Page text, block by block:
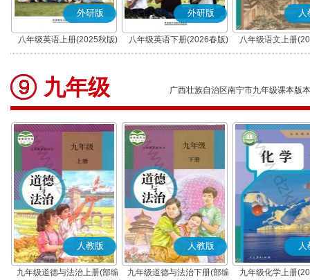
外研版
八年级英语上册(2025秋版)
外研版
八年级英语下册(2026春版)
人
八年级语文上册
(部编版)
九年级 广西壮族自治区南宁市九年级课本版本
人教版
九年级道德与法治上册(部编
人教版
九年级道德与法治下册(部编
人
九年级化学上册